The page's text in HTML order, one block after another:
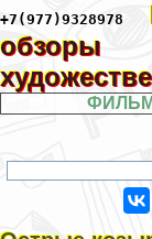
+7(977)9328978
обзоры